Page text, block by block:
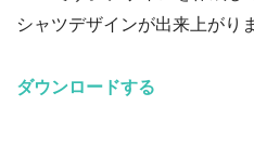
シャツデザインが出来上がり
ダウンロードする